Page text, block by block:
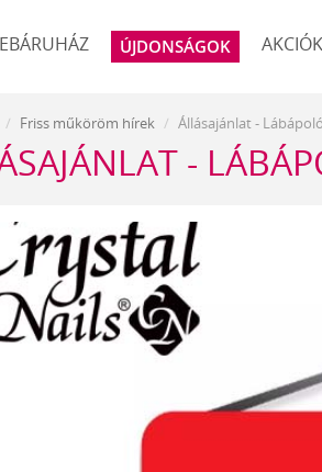
ÚJDONSÁGOK AKCIÓK
Friss műköröm hírek Állásajánlat -
-